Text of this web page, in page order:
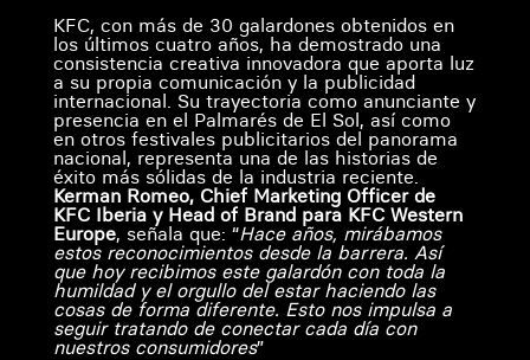
KFC, con más de 30 galardones obtenidos en
los últimos cuatro años, ha demostrado una
consistencia creativa innovadora que aporta luz
a su propia comunicación y la publicidad
internacional. Su trayectoria como anunciante y
presencia en el Palmarés de El Sol, así como
en otros festivales publicitarios del panorama
nacional, representa una de las historias de
éxito más sólidas de la industria reciente.
Kerman Romeo, Chief Marketing Officer de
KFC Iberia y Head of Brand para KFC Western
Europe, señala que: “Hace años, mirábamos
estos reconocimientos desde la barrera. Así
que hoy recibimos este galardón con toda la
humildad y el orgullo del estar haciendo las
cosas de forma diferente. Esto nos impulsa a
seguir tratando de conectar cada día con
nuestros consumidores”